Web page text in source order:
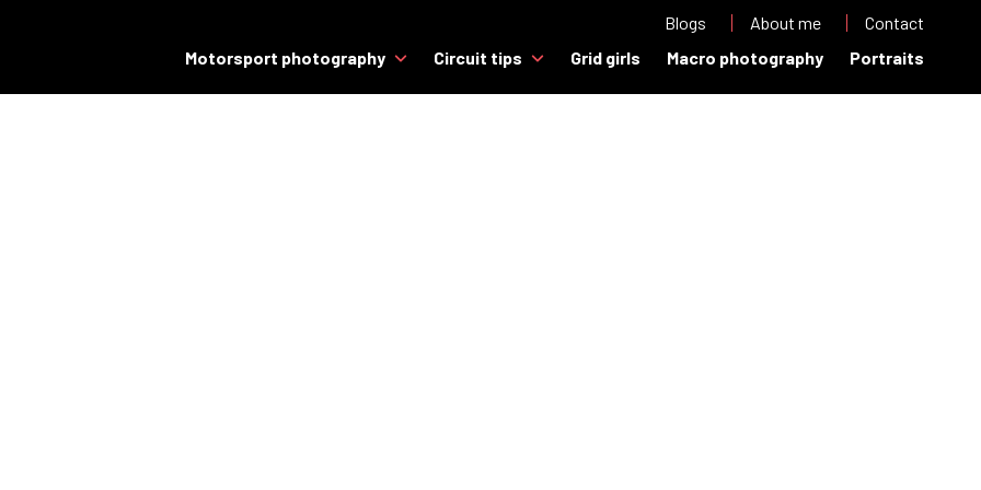
Blogs About me
Contact
Motorsport photography
Circuit tips Grid girls Macro photography Portraits